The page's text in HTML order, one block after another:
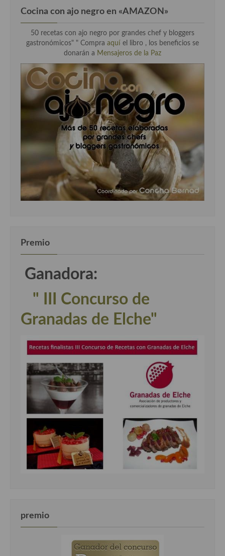
Cocina con ajo negro en «AMAZON»
50 recetas con ajo negro por grandes chef y bloggers
gastronómicos" " Compra aquí el libro , los beneficios se
donarán a Mensajeros de la Paz
Premio
Ganadora:
" III Concurso de
Granadas de Elche"
premio